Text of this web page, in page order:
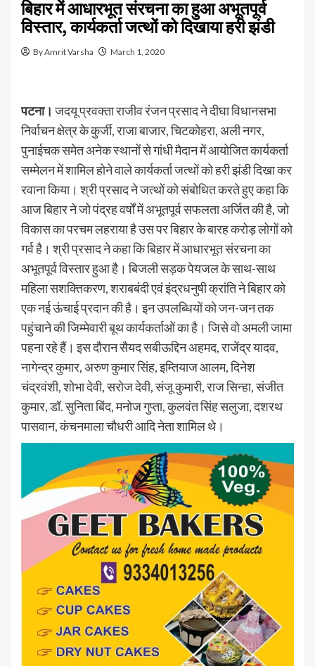
बिहार में आधारभूत संरचना का हुआ अभूतपूर्व
विस्तार, कार्यकर्ता जत्थों को दिखाया हरी झंडी
By Amrit Varsha March 1, 2020
पटना। जदयू प्रवक्ता राजीव रंजन प्रसाद ने दीघा विधानसभा
निर्वाचन क्षेत्र के कुर्जी, राजा बाजार, चिटकोहरा, अली नगर,
पुनाईचक समेत अनेक स्थानों से गांधी मैदान में आयोजित कार्यकर्ता
सम्मेलन में शामिल होने वाले कार्यकर्ता जत्थों को हरी झंडी दिखा कर
रवाना किया। श्री प्रसाद ने जत्थों को संबोधित करते हुए कहा कि
आज बिहार ने जो पंद्रह वर्षों में अभूतपूर्व सफलता अर्जित की है, जो
विकास का परचम लहराया है उस पर बिहार के बारह करोड़ लोगों को
गर्व है। श्री प्रसाद ने कहा कि बिहार में आधारभूत संरचना का
अभूतपूर्व विस्तार हुआ है। बिजली सड़क पेयजल के साथ-साथ
महिला सशक्तिकरण, शराबबंदी एवं इंद्रधनुषी क्रांति ने बिहार को
एक नई ऊंचाई प्रदान की है। इन उपलब्धियों को जन-जन तक
पहुंचाने की जिम्मेवारी बूथ कार्यकर्ताओं का है। जिसे वो अमली जामा
पहना रहे हैं। इस दौरान सैयद सबीऊद्दिन अहमद, राजेंद्र यादव,
नागेन्द्र कुमार, अरुण कुमार सिंह, इम्तियाज आलम, दिनेश
चंद्रवंशी, शोभा देवी, सरोज देवी, संजू कुमारी, राज सिन्हा, संजीत
कुमार, डॉ. सुनिता बिंद, मनोज गुप्ता, कुलवंत सिंह सलुजा, दशरथ
पासवान, कंचनमाला चौधरी आदि नेता शामिल थे।